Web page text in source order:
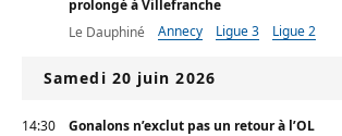
prolongé à Villefranche
Le Dauphiné
Annecy Ligue 3 Ligue 2
Samedi 20 juin 2026
14:30
Gonalons n’exclut pas un retour à l’OL